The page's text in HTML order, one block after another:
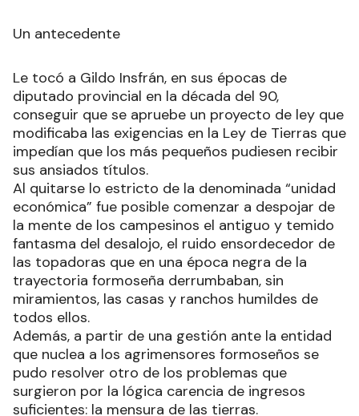
Un antecedente
Le tocó a Gildo Insfrán, en sus épocas de
diputado provincial en la década del 90,
conseguir que se apruebe un proyecto de ley que
modificaba las exigencias en la Ley de Tierras que
impedían que los más pequeños pudiesen recibir
sus ansiados títulos.
Al quitarse lo estricto de la denominada “unidad
económica” fue posible comenzar a despojar de
la mente de los campesinos el antiguo y temido
fantasma del desalojo, el ruido ensordecedor de
las topadoras que en una época negra de la
trayectoria formoseña derrumbaban, sin
miramientos, las casas y ranchos humildes de
todos ellos.
Además, a partir de una gestión ante la entidad
que nuclea a los agrimensores formoseños se
pudo resolver otro de los problemas que
surgieron por la lógica carencia de ingresos
suficientes: la mensura de las tierras.